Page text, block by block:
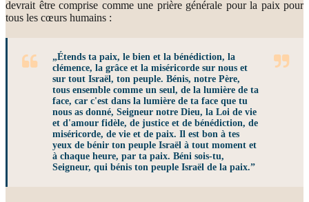
devrait être comprise comme une prière générale pour la paix pour
tous les cœurs humains :
„Étends ta paix, le bien et la bénédiction, la
clémence, la grâce et la miséricorde sur nous et
sur tout Israël, ton peuple. Bénis, notre Père,
tous ensemble comme un seul, de la lumière de ta
face, car c'est dans la lumière de ta face que tu
nous as donné, Seigneur notre Dieu, la Loi de vie
et d'amour fidèle, de justice et de bénédiction, de
miséricorde, de vie et de paix. Il est bon à tes
yeux de bénir ton peuple Israël à tout moment et
à chaque heure, par ta paix. Béni sois-tu,
Seigneur, qui bénis ton peuple Israël de la paix.”